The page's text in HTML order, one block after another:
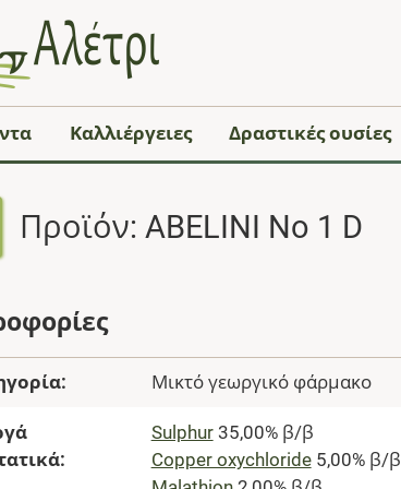
Καλλιέργειες Δραστικές ουσίες
Προϊόν: ABELINI No 1 D
Μικτό γεωργικό φάρμακο
Sulphur35,00% β/β
Copper oxychloride5,00% β/β